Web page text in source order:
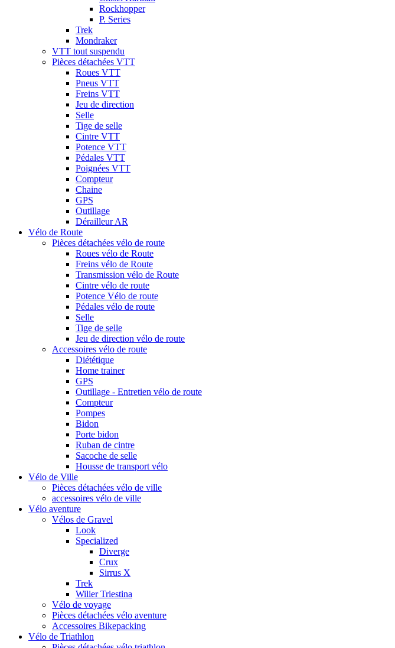
Rockhopper
P. Series
Trek
Mondraker
VTT tout suspendu
Pièces détachées VTT
Roues VTT
Pneus VTT
Freins VTT
Jeu de direction
Selle
Tige de selle
Cintre VTT
Potence VTT
Pédales VTT
Poignées VTT
Compteur
Chaine
GPS
Outillage
Dérailleur AR
Vélo de Route
Pièces détachées vélo de route
Roues vélo de Route
Freins vélo de Route
Transmission vélo de Route
Cintre vélo de route
Potence Vélo de route
Pédales vélo de route
Selle
Tige de selle
Jeu de direction vélo de route
Accessoires vélo de route
Diététique
Home trainer
GPS
Outillage - Entretien vélo de route
Compteur
Pompes
Bidon
Porte bidon
Ruban de cintre
Sacoche de selle
Housse de transport vélo
Vélo de Ville
Pièces détachées vélo de ville
accessoires vélo de ville
Vélo aventure
Vélos de Gravel
Look
Specialized
Diverge
Crux
Sirrus X
Trek
Wilier Triestina
Vélo de voyage
Pièces détachées vélo aventure
Accessoires Bikepacking
Vélo de Triathlon